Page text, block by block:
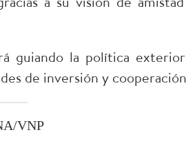
guiando la política
de inversión y
VNP